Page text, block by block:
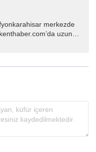
merkezde
uzun